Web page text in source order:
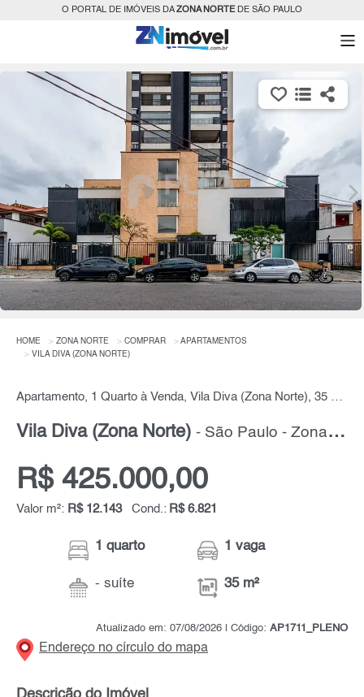
O PORTAL DE IMÓVEIS DAZONA NORTEDE SÃO PAULO
HOME ZONA NORTE COMPRAR
APARTAMENTOS
VILA DIVA (ZONA NORTE)
Apartamento, 1 Quarto à Venda, Vila Diva (Zona Norte), 35 m² por R$ 425.000,00
Vila Diva (Zona Norte) - São Paulo - Zona Norte
R$ 425.000,00
Valor m²: R$ 12.143 Cond.: R$ 6.821
1 quarto
- suíte
1 vaga
35 m²
Atualizado em: 07/08/2026 | Código: AP1711_PLENO
Endereço no círculo do mapa